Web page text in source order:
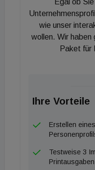
ebenso wie dem
macht. Basis dafür
ausgerichtete
Weiterbildung hohen
Zertifizierung als
tragen wir auch
Branche und prägen
österreichischen
Egal ob
wie unser
wollen. Wir
Paket für
Ihre Vorteile
Erstellen
Testweise 3
Printausgaben